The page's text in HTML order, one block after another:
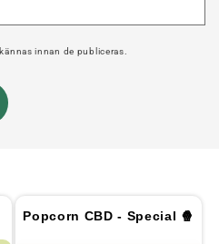
innan de publiceras.
Popcorn CBD - Special 🍿